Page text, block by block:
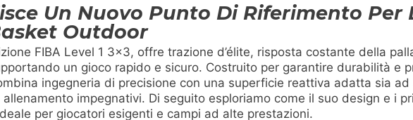
Un Nuovo Punto Di Riferimento Per
Outdoor
FIBA Level 1 3×3, offre trazione d’élite, risposta costante della
un gioco rapido e sicuro. Costruito per garantire durabilità e
ingegneria di precisione con una superficie reattiva adatta sia
impegnativi. Di seguito esploriamo come il suo design e i
per giocatori esigenti e campi ad alte prestazioni.